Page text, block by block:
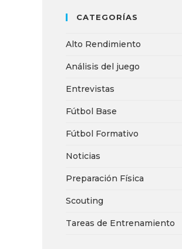
CATEGORÍAS
Alto Rendimiento
Análisis del juego
Entrevistas
Fútbol Base
Fútbol Formativo
Noticias
Preparación Física
Scouting
Tareas de Entrenamiento